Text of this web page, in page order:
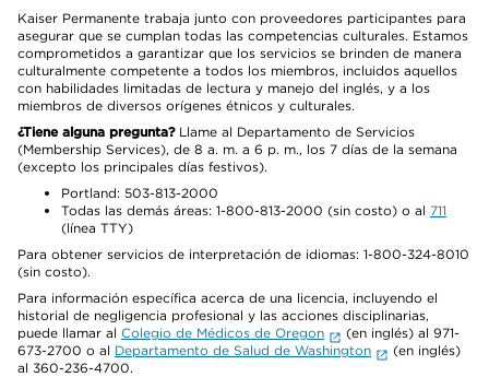
Kaiser Permanente trabaja junto con proveedores participantes para
asegurar que se cumplan todas las competencias culturales. Estamos
comprometidos a garantizar que los servicios se brinden de manera
culturalmente competente a todos los miembros, incluidos aquellos
con habilidades limitadas de lectura y manejo del inglés, y a los
miembros de diversos orígenes étnicos y culturales.
¿Tiene alguna pregunta?Llame al Departamento de Servicios
(Membership Services), de 8 a. m. a 6 p. m., los 7 días de la semana
(excepto los principales días festivos).
Portland: 503-813-2000
Todas las demás áreas: 1-800-813-2000 (sin costo) o al 711
(línea TTY)
Para obtener servicios de interpretación de idiomas: 1-800-324-8010
(sin costo).
Para información específica acerca de una licencia, incluyendo el
historial de negligencia profesional y las acciones disciplinarias,
puede llamar al Colegio de Médicos de Oregon
(en inglés) al 971-
673-2700 o al Departamento de Salud de Washington
(en inglés)
al 360-236-4700.